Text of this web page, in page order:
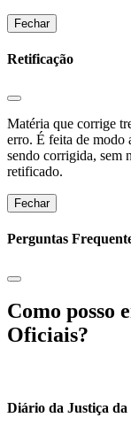
Fechar
Retificação
Matéria que corrige
erro. É feita de modo
sendo corrigida, sem
retificado.
Fechar
Perguntas
Como posso
Oficiais?
Diário da Justiça